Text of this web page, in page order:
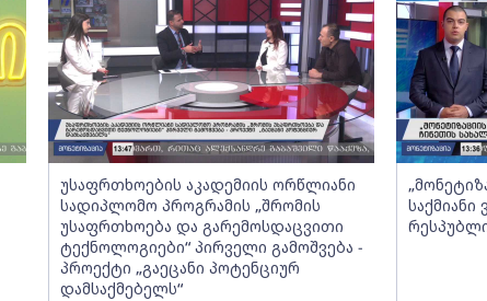
უსაფრთხოების აკადემიის ორწლიანი
სადიპლომო პროგრამის „შრომის
უსაფრთხოება და გარემოსდაცვითი
ტექნოლოგიები“ პირველი გამოშვება -
პროექტი „გაეცანი პოტენციურ
დამსაქმებელს“